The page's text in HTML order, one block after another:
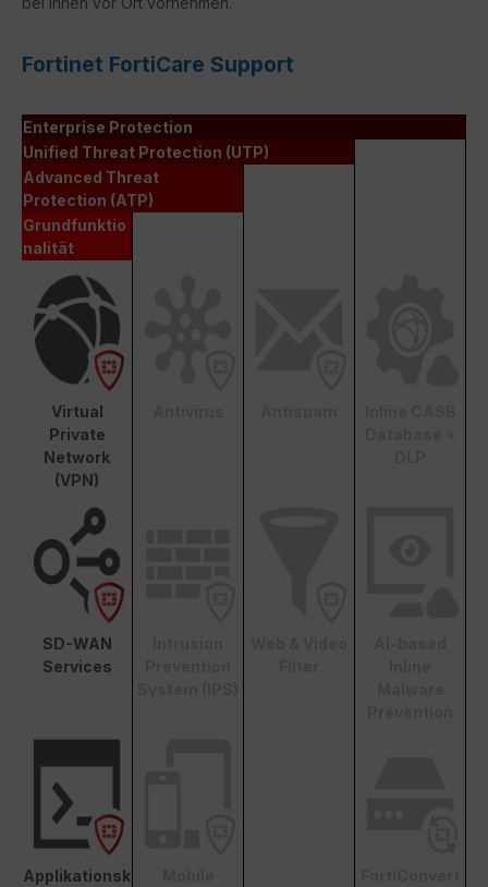
Fortinet FortiCare Support
Enterprise Protection
Unified Threat Protection (UTP)
Advanced Threat
Protection (ATP)
Grundfunktio
nalität
Virtual
Private
Network
(VPN)
SD-WAN
Services
Applikationsk